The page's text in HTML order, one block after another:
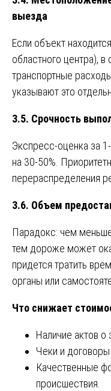
выезда
Если объект
областного центра),
транспортные
указывают это
3.5. Срочность
Экспресс-оценка за
на 30-50%.
перераспределения
3.6. Объем
Парадокс: чем
тем дороже может
придется тратить
органы или
Что снижает
Наличие актов о
Чеки и
Качественные
происшествия.